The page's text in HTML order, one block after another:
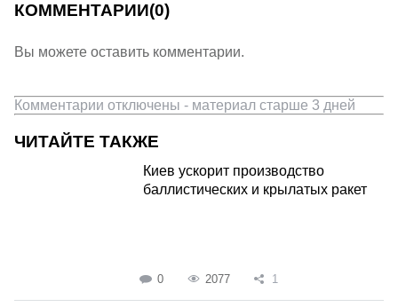
КОММЕНТАРИИ(0)
Вы можете оставить комментарии.
Комментарии отключены - материал старше 3 дней
ЧИТАЙТЕ ТАКЖЕ
Киев ускорит производство
баллистических и крылатых ракет
0 2077 1